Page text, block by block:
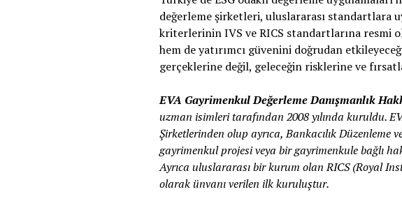
değerleme şirketleri, uluslararası standartlara
kriterlerinin IVS ve RICS standartlarına resmi
hem de yatırımcı güvenini doğrudan
gerçeklerine değil, geleceğin risklerine ve
EVA Gayrimenkul Değerleme Danışmanlık
uzman isimleri tarafından 2008 yılında kuruldu.
Şirketlerinden olup ayrıca, Bankacılık
gayrimenkul projesi veya bir gayrimenkule bağlı
Ayrıca uluslararası bir kurum olan RICS (Royal
olarak ünvanı verilen ilk kuruluştur.